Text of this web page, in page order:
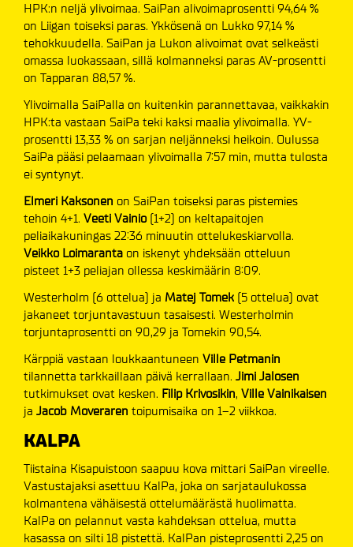
HPK:n neljä ylivoimaa. SaiPan alivoimaprosentti 94,64 %
on Liigan toiseksi paras. Ykkösenä on Lukko 97,14 %
tehokkuudella. SaiPan ja Lukon alivoimat ovat selkeästi
omassa luokassaan, sillä kolmanneksi paras AV-prosentti
on Tapparan 88,57 %.
Ylivoimalla SaiPalla on kuitenkin parannettavaa, vaikkakin
HPK:ta vastaan SaiPa teki kaksi maalia ylivoimalla. YV-
prosentti 13,33 % on sarjan neljänneksi heikoin. Oulussa
SaiPa pääsi pelaamaan ylivoimalla 7:57 min, mutta tulosta
ei syntynyt.
Elmeri Kaksonen on SaiPan toiseksi paras pistemies
tehoin 4+1. Veeti Vainio (1+2) on keltapaitojen
peliaikakuningas 22:36 minuutin ottelukeskiarvolla.
Veikko Loimaranta on iskenyt yhdeksään otteluun
pisteet 1+3 peliajan ollessa keskimäärin 8:09.
Westerholm (6 ottelua) ja Matej Tomek (5 ottelua) ovat
jakaneet torjuntavastuun tasaisesti. Westerholmin
torjuntaprosentti on 90,29 ja Tomekin 90,54.
Kärppiä vastaan loukkaantuneen Ville Petmanin
tilannetta tarkkaillaan päivä kerrallaan. Jimi Jalosen
tutkimukset ovat kesken. Filip Krivosikin, Ville Vainikaisen
ja Jacob Moveraren toipumisaika on 1–2 viikkoa.
KALPA
Tiistaina Kisapuistoon saapuu kova mittari SaiPan vireelle.
Vastustajaksi asettuu KalPa, joka on sarjataulukossa
kolmantena vähäisestä ottelumäärästä huolimatta.
KalPa on pelannut vasta kahdeksan ottelua, mutta
kasassa on silti 18 pistettä. KalPan pisteprosentti 2,25 on